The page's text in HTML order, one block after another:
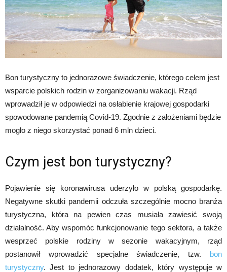
Bon turystyczny to jednorazowe świadczenie, którego celem jest
wsparcie polskich rodzin w zorganizowaniu wakacji. Rząd
wprowadził je w odpowiedzi na osłabienie krajowej gospodarki
spowodowane pandemią Covid-19. Zgodnie z założeniami będzie
mogło z niego skorzystać ponad 6 mln dzieci.
Czym jest bon turystyczny?
Pojawienie się koronawirusa uderzyło w polską gospodarkę.
Negatywne skutki pandemii odczuła szczególnie mocno branża
turystyczna, która na pewien czas musiała zawiesić swoją
działalność. Aby wspomóc funkcjonowanie tego sektora, a także
wesprzeć polskie rodziny w sezonie wakacyjnym, rząd
postanowił wprowadzić specjalne świadczenie, tzw. bon
turystyczny. Jest to jednorazowy dodatek, który występuje w